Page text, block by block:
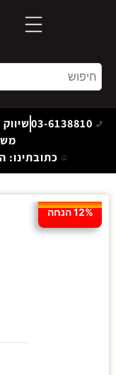
03-6138810
כתובתינו: המלאכה 63
12% הנחה